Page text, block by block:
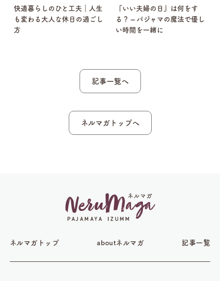
快適暮らしのひと工夫｜人生
も変わる大人な休日の過ごし
方
『いい夫婦の日』は何をす
る？ – パジャマの魔法で優し
い時間を一緒に
記事一覧へ
ネルマガトップへ
ネルマガトップ aboutネルマガ 記事一覧